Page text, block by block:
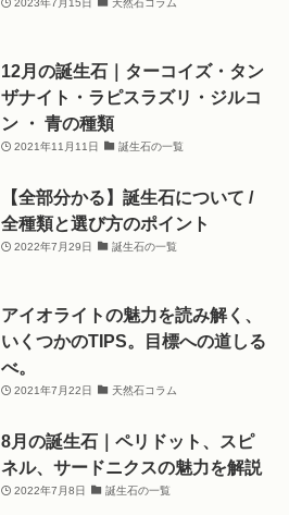
2023年7月15日 天然石コラム
12月の誕生石｜ターコイズ・タン
ザナイト・ラピスラズリ・ジルコ
ン ・ 青の種類
2021年11月11日 誕生石の一覧
【全部分かる】誕生石について /
全種類と選び方のポイント
2022年7月29日 誕生石の一覧
アイオライトの魅力を読み解く、
いくつかのTIPS。目標への道しる
べ。
2021年7月22日 天然石コラム
8月の誕生石｜ペリドット、スピ
ネル、サードニクスの魅力を解説
2022年7月8日 誕生石の一覧